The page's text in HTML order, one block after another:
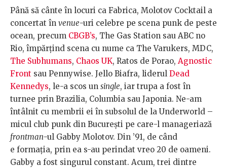
Până să cânte în locuri ca Fabrica, Molotov Cocktail a
concertat în venue-uri celebre pe scena punk de peste
ocean, precum CBGB’s, The Gas Station sau ABC no
Rio, împărţind scena cu nume ca The Varukers, MDC,
The Subhumans, Chaos UK, Ratos de Porao, Agnostic
Front sau Pennywise. Jello Biafra, liderul Dead
Kennedys, le-a scos un single, iar trupa a fost în
turnee prin Brazilia, Columbia sau Japonia. Ne-am
întâlnit cu membrii ei în subsolul de la Underworld –
micul club punk din Bucureşti pe care-l manageriază
frontman-ul Gabby Molotov. Din ’91, de când
e formația, prin ea s-au perindat vreo 20 de oameni.
Gabby a fost singurul constant. Acum, trei dintre